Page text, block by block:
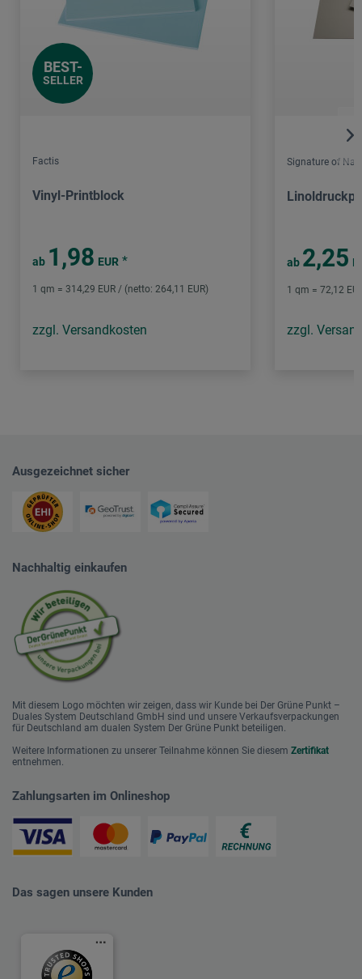
BEST-
SELLER
Factis
Vinyl-Printblock
ab 1,98 EUR *
1 qm = 314,29 EUR / (netto: 264,11 EUR)
zzgl. Versandkosten
Signature of
ab 2,25
1 qm = 72,12
zzgl.
Ausgezeichnet sicher
Nachhaltig einkaufen
Mit diesem Logo möchten wir zeigen, dass wir Kunde bei Der Grüne Punkt –
Duales System Deutschland GmbH sind und unsere Verkaufsverpackungen
für Deutschland am dualen System Der Grüne Punkt beteiligen.
Weitere Informationen zu unserer Teilnahme können Sie diesem Zertifikat
entnehmen.
Zahlungsarten im Onlineshop
Das sagen unsere Kunden